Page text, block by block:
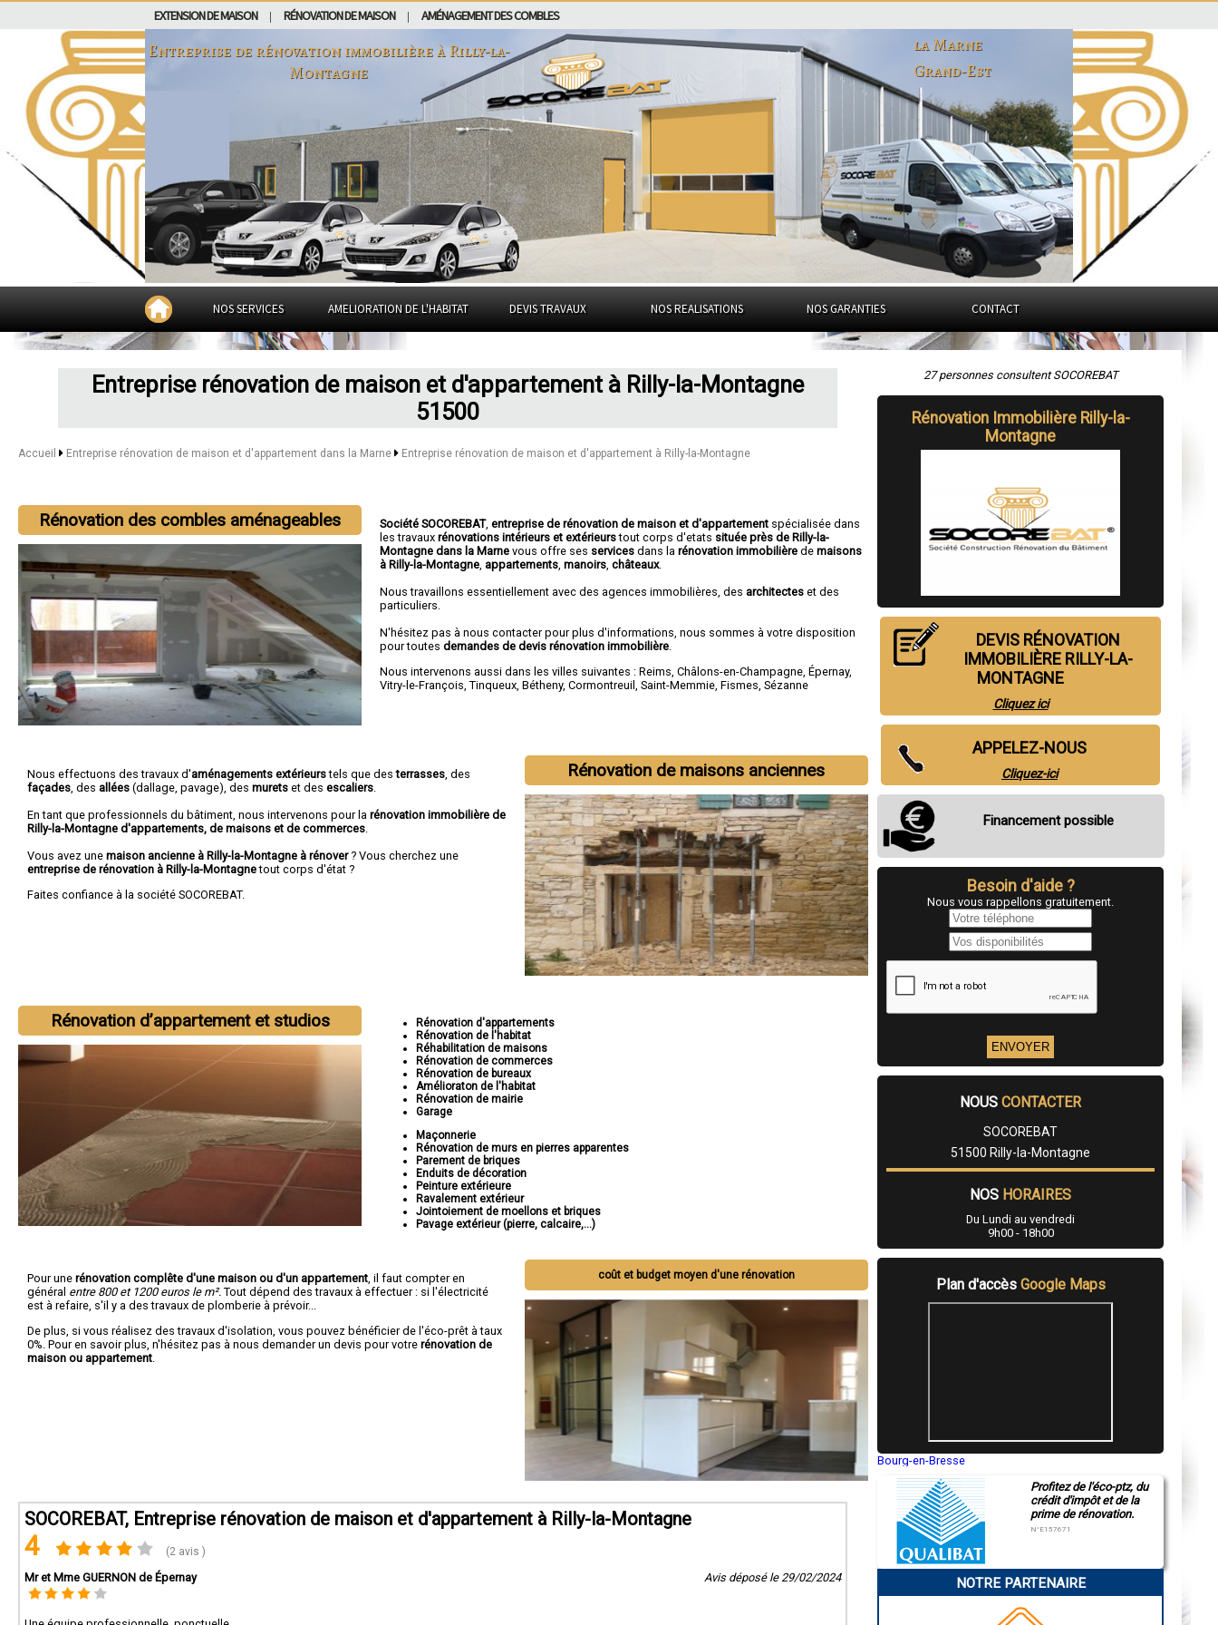
EXTENSION DE MAISON RÉNOVATION DE MAISON AMÉNAGEMENT DES COMBLES
Entreprise de rénovation immobilière àRilly-la-
Montagne
la Marne
Grand-Est
NOS SERVICES AMELIORATION DE L'HABITAT DEVIS TRAVAUX NOS REALISATIONS NOS GARANTIES CONTACT
Entreprise rénovation de maison et d'appartement à Rilly-la-Montagne
51500
Accueil Entreprise rénovation de maison et d'appartement dans la Marne Entreprise rénovation de maison et d'appartement à Rilly-la-Montagne
Rénovation des combles aménageables Société SOCOREBAT,entreprise de rénovation de maison et d'appartement spécialisée dans
les travauxrénovations intérieurs et extérieurstout corps d'etats située près de Rilly-la-
Montagne dans la Marnevous offre ses services dans larénovation immobilière demaisons
à Rilly-la-Montagne appartements ,manoirs ,châteaux.
Nous travaillons essentiellement avec des agences immobilières, des architectes et des
particuliers.
N'hésitez pas à nous contacter pour plus d'informations, nous sommes à votre disposition
pour toutesdemandes de devis rénovation immobilière
Nous intervenons aussi dans les villes suivantes :Reims ,Châlons-en-Champagne ,Épernay,
Vitry-le-François ,Tinqueux ,Bétheny,Cormontreuil ,Saint-Memmie ,Fismes ,Sézanne
Rénovation de maisons anciennes
Nous effectuons des travaux d'aménagements extérieurstels que desterrasses , des
façades , des allées (dallage, pavage), des murets et des escaliers
En tant que professionnels du bâtiment, nous intervenons pour la rénovation immobilière de
Rilly-la-Montagne d'appartements, de maisons et de commerces
Vous avez une maison ancienne à Rilly-la-Montagne à rénover? Vous cherchez une
entreprise de rénovation à Rilly-la-Montagnetout corps d'état ?
Faites confiance à la société SOCOREBAT.
Rénovation d’appartement et studios
Rénovation d'appartements
Rénovation de l'habitat
Réhabilitation de maisons
Rénovation de commerces
Rénovation de bureaux
Amélioraton de l'habitat
Rénovation de mairie
Garage
Maçonnerie
Rénovation de murs en pierres apparentes
Parement de briques
Enduits de décoration
Peinture extérieure
Ravalement extérieur
Jointoiement de moellons et briques
Pavage extérieur (pierre, calcaire,...)
coût et budget moyen d'une rénovation
Pour une rénovation complête d'une maison ou d'un appartement , il faut compter en
général entre 800 et 1200 euros le m². Tout dépend des travaux à effectuer : si l'électricité
est à refaire, s'il y a des travaux de plomberie à prévoir...
De plus, si vous réalisez des travaux d'isolation, vous pouvez bénéficier de l'éco-prêt à taux
0%. Pour en savoir plus, n'hésitez pas à nous demander un devis pour votre rénovation de
maison ou appartement
SOCOREBAT, Entreprise rénovation de maison et d'appartement à Rilly-la-Montagne
4 (2 avis )
Mr et Mme GUERNON de Épernay Avis déposé le 29/02/2024
27 personnes consultent SOCOREBAT
Rénovation Immobilière Rilly-la-
Montagne
DEVIS RÉNOVATION
IMMOBILIÈRE RILLY-LA-
MONTAGNE
Cliquez ici
APPELEZ-NOUS
Cliquez-ici
Financement possible
Besoin d'aide ?
Nous vous rappellons gratuitement.
NOUS CONTACTER
SOCOREBAT
51500 Rilly-la-Montagne
NOS HORAIRES
Du Lundi au vendredi
9h00 - 18h00
Plan d'accès Google Maps
Bourg-en-Bresse
Montluçon
Manosque
Gap
Charleville-Mézières
Pamiers
Narbonne
Profitez de l'éco-ptz, du
crédit d'impôt et de la
prime de rénovation.
N°E157671
NOTRE PARTENAIRE